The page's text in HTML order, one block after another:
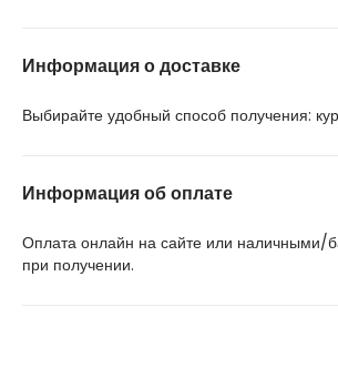
Информация о доставке
Выбирайте удобный способ получения:
Информация об оплате
Оплата онлайн на сайте или наличными/
при получении.